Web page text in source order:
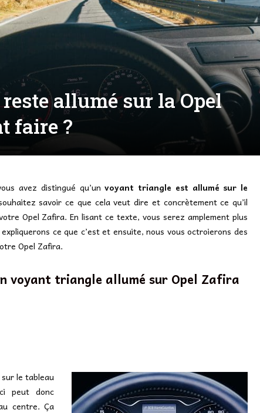
allumé sur la Opel
faire ?
avez distingué qu’unvoyant triangle est allumé sur le
savoir ce que cela veut dire et concrètement ce qu’il
Opel Zafira. En lisant ce texte, vous serez amplement plus
ce que c’est et ensuite, nous vous octroierons des
Opel Zafira.
voyant triangle allumé sur Opel Zafira
le tableau
peut donc
centre. Ça